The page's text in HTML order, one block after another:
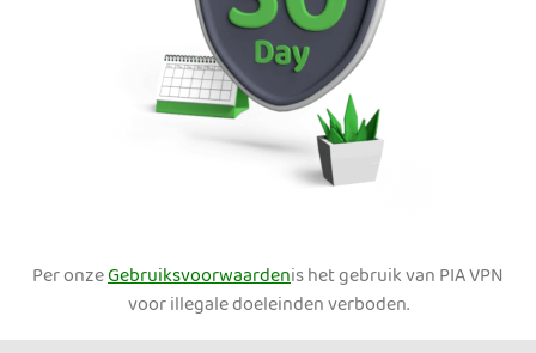
Per onzeGebruiksvoorwaardenis het gebruik van PIA VPN
voor illegale doeleinden verboden.